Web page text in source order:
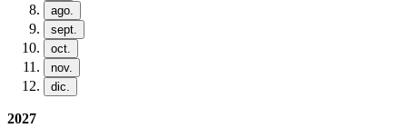
ago.
sept.
oct.
nov.
dic.
2027